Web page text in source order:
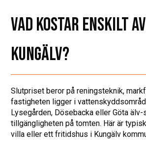
VAD KOSTAR ENSKILT
KUNGÄLV?
Slutpriset beror på reningsteknik,
fastigheten ligger i
Lysegården, Dösebacka eller Göta
tillgängligheten på tomten. Här är
villa eller ett fritidshus i Kungälv